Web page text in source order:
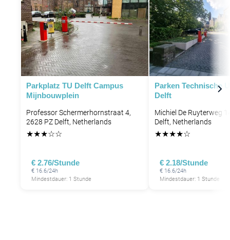
Parkplatz TU Delft Campus
Mijnbouwplein
Professor Schermerhornstraat 4,
2628 PZ Delft, Netherlands
★★★☆☆
€ 2.76/Stunde
€ 16.6/24h
Mindestdauer: 1 Stunde
Parken Technische
Delft
Michiel De Ruyterweg
Delft, Netherlands
★★★★☆
€ 2.18/Stunde
€ 16.6/24h
Mindestdauer: 1 Stunde